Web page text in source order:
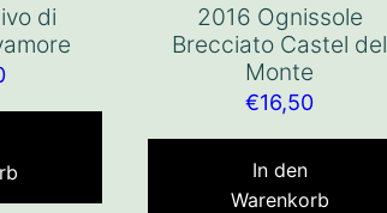
di
2016 Ognissole
Brecciato Castel del
Monte
€16,50
In den
Warenkorb